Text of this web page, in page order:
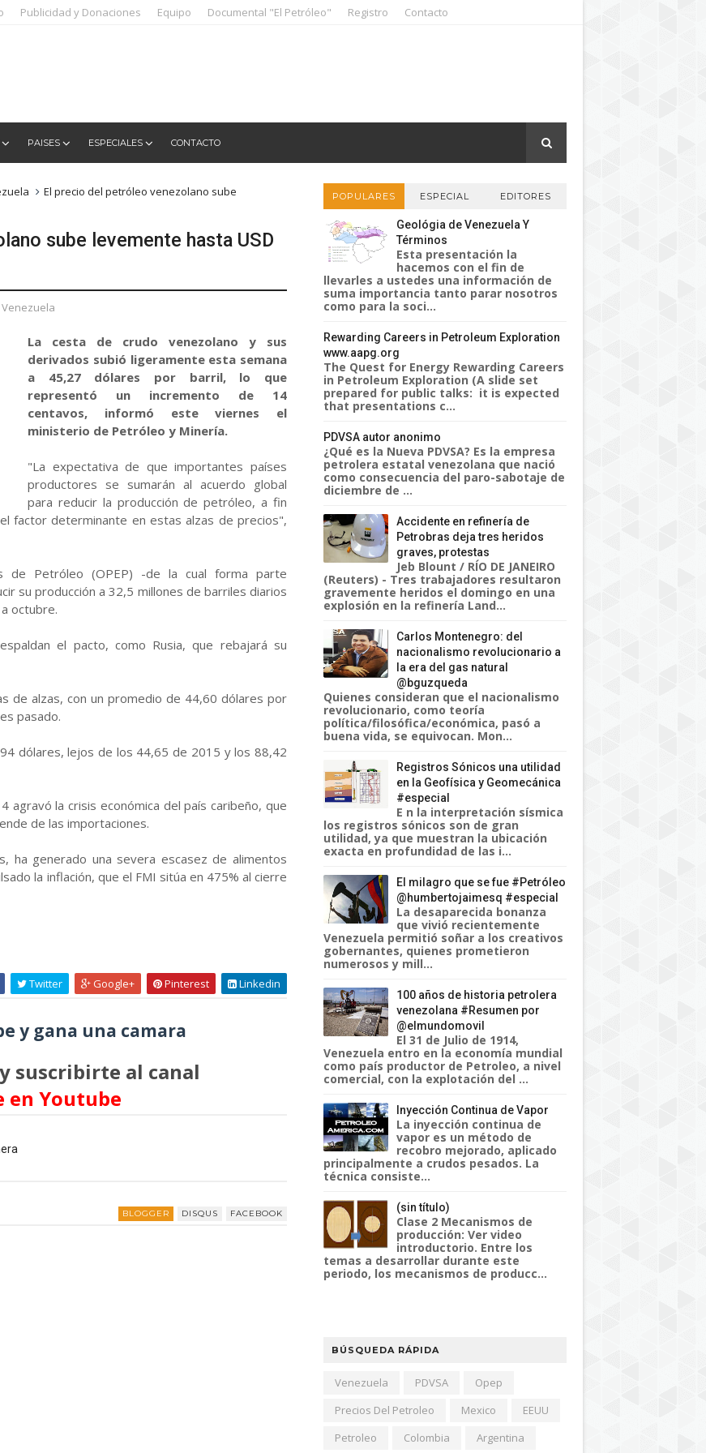
Publicidad y Donaciones Equipo Documental "El Petróleo" Registro Contacto
PAISES ESPECIALES CONTACTO
El precio del petróleo venezolano sube
sube levemente hasta USD
Venezuela
La cesta de crudo venezolano y sus
derivados subió ligeramente esta semana
a 45,27 dólares por barril, lo que
representó un incremento de 14
centavos, informó este viernes el
ministerio de Petróleo y Minería.
"La expectativa de que importantes países
productores se sumarán al acuerdo global
para reducir la producción de petróleo, a fin
factor determinante en estas alzas de precios",
de Petróleo (OPEP) -de la cual forma parte
su producción a 32,5 millones de barriles diarios
octubre.
el pacto, como Rusia, que rebajará su
de alzas, con un promedio de 44,60 dólares por
pasado.
dólares, lejos de los 44,65 de 2015 y los 88,42
agravó la crisis económica del país caribeño, que
de las importaciones.
ha generado una severa escasez de alimentos
la inflación, que el FMI sitúa en 475% al cierre
Twitter Google+ Pinterest Linkedin
y gana una camara
suscribirte al canal
en Youtube
BLOGGER DISQUS FACEBOOK
POPULARES ESPECIAL EDITORES
Geológia de Venezuela Y
Términos
Esta presentación la
hacemos con el fin de
llevarles a ustedes una información de
suma importancia tanto parar nosotros
como para la soci...
Rewarding Careers in Petroleum Exploration
www.aapg.org
The Quest for Energy Rewarding Careers
in Petroleum Exploration (A slide set
prepared for public talks: it is expected
that presentations c...
PDVSA autor anonimo
¿Qué es la Nueva PDVSA? Es la empresa
petrolera estatal venezolana que nació
como consecuencia del paro-sabotaje de
diciembre de ...
Accidente en refinería de
Petrobras deja tres heridos
graves, protestas
Jeb Blount / RÍO DE JANEIRO
(Reuters) - Tres trabajadores resultaron
gravemente heridos el domingo en una
explosión en la refinería Land...
Carlos Montenegro: del
nacionalismo revolucionario a
la era del gas natural
@bguzqueda
Quienes consideran que el nacionalismo
revolucionario, como teoría
política/filosófica/económica, pasó a
buena vida, se equivocan. Mon...
Registros Sónicos una utilidad
en la Geofísica y Geomecánica
#especial
E n la interpretación sísmica
los registros sónicos son de gran
utilidad, ya que muestran la ubicación
exacta en profundidad de las i...
El milagro que se fue #Petróleo
@humbertojaimesq #especial
La desaparecida bonanza
que vivió recientemente
Venezuela permitió soñar a los creativos
gobernantes, quienes prometieron
numerosos y mill...
100 años de historia petrolera
venezolana #Resumen por
@elmundomovil
El 31 de Julio de 1914,
Venezuela entro en la economía mundial
como país productor de Petroleo, a nivel
comercial, con la explotación del ...
Inyección Continua de Vapor
La inyección continua de
vapor es un método de
recobro mejorado, aplicado
principalmente a crudos pesados. La
técnica consiste...
(sin título)
Clase 2 Mecanismos de
producción: Ver video
introductorio. Entre los
temas a desarrollar durante este
periodo, los mecanismos de producc...
BÚSQUEDA RÁPIDA
Venezuela PDVSA
Opep
Precios Del Petroleo
Mexico
EEUU
Petroleo
Colombia
Argentina